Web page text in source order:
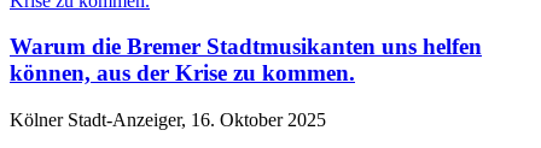
Warum die Bremer Stadtmusikanten uns helfen
können, aus der Krise zu kommen.
Kölner Stadt-Anzeiger, 16. Oktober 2025